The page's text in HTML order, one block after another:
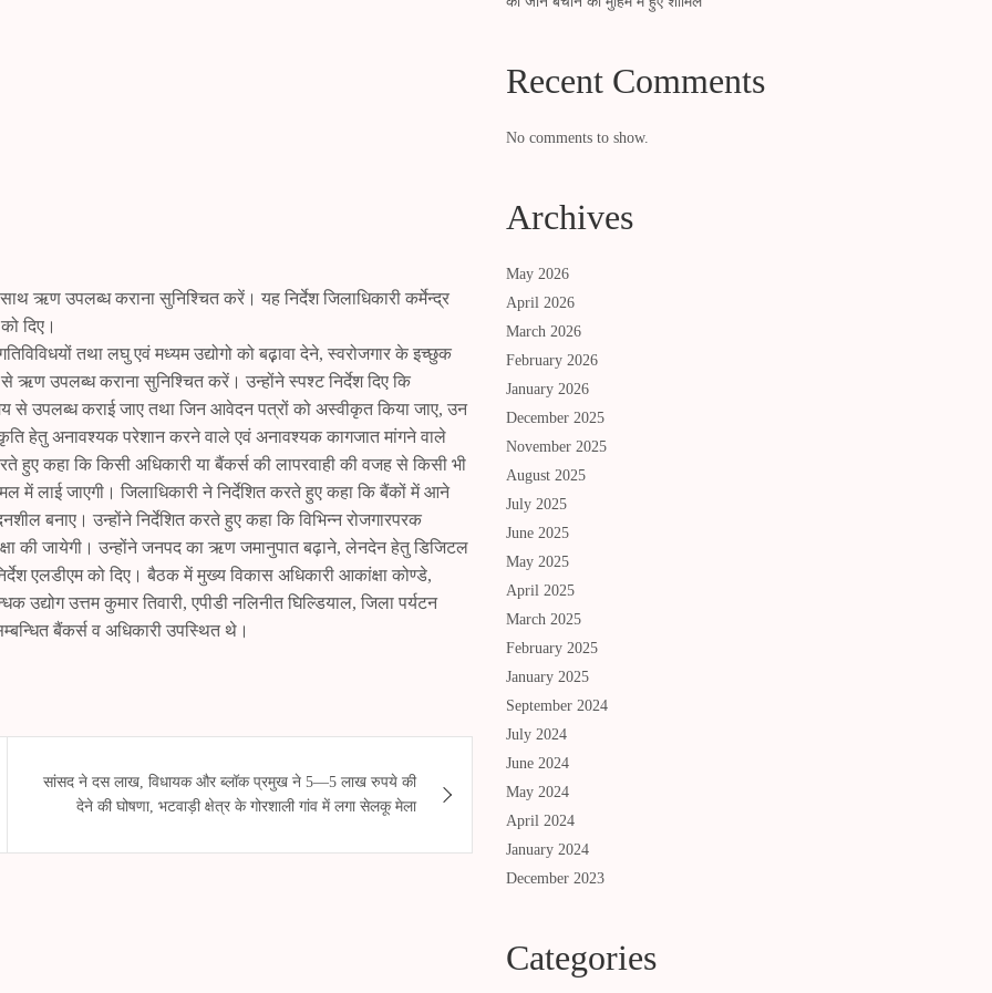
ऋण उपलब्ध कराना सुनिश्चित करें। यह निर्देश जिलाधिकारी कर्मेन्द्र
दिए।
तथा लघु एवं मध्यम उद्योगो को बढ़़ावा देने, स्वरोजगार के इच्छुक
ऋण उपलब्ध कराना सुनिश्चित करें। उन्होंने स्पश्ट निर्देश दिए कि
से उपलब्ध कराई जाए तथा जिन आवेदन पत्रों को अस्वीकृत किया जाए, उन
हेतु अनावश्यक परेशान करने वाले एवं अनावश्यक कागजात मांगने वाले
हुए कहा कि किसी अधिकारी या बैंकर्स की लापरवाही की वजह से किसी भी
में लाई जाएगी। जिलाधिकारी ने निर्देशित करते हुए कहा कि बैंकों में आने
बनाए। उन्होंने निर्देशित करते हुए कहा कि विभिन्न रोजगारपरक
की जायेगी। उन्होंने जनपद का ऋण जमानुपात बढ़ाने, लेनदेन हेतु डिजिटल
एलडीएम को दिए। बैठक में मुख्य विकास अधिकारी आकांक्षा कोण्डे,
उत्तम कुमार तिवारी, एपीडी नलिनीत घिल्डियाल, जिला पर्यटन
बैंकर्स व अधिकारी उपस्थित थे।
सांसद ने दस लाख, विधायक और ब्लॉक प्रमुख ने 5—5 लाख रुपये की
देने की घोषणा, भटवाड़ी क्षेत्र के गोरशाली गांव में लगा सेलकू मेला
Recent Comments
No comments to show.
Archives
May 2026
April 2026
March 2026
February 2026
January 2026
December 2025
November 2025
August 2025
July 2025
June 2025
May 2025
April 2025
March 2025
February 2025
January 2025
September 2024
July 2024
June 2024
May 2024
April 2024
January 2024
December 2023
Categories